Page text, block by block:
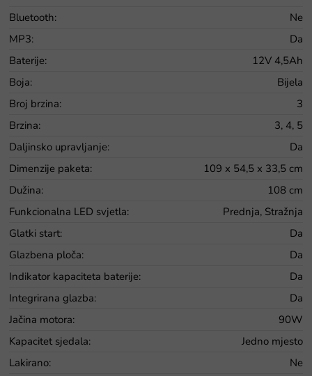
Bluetooth:
Ne
MP3:
Da
Baterije:
12V 4,5Ah
Boja:
Bijela
Broj brzina:
3
Brzina:
3, 4, 5
Daljinsko upravljanje:
Da
Dimenzije paketa:
109 x 54,5 x 33,5 cm
Dužina:
108 cm
Funkcionalna LED svjetla:
Prednja, Stražnja
Glatki start:
Da
Glazbena ploča:
Da
Indikator kapaciteta baterije:
Da
Integrirana glazba:
Da
Jačina motora:
90W
Kapacitet sjedala:
Jedno mjesto
Lakirano:
Ne